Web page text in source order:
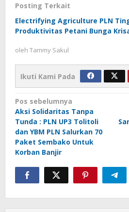
Posting Terkait
Electrifying Agriculture PLN
Produktivitas Petani Bunga
oleh Tammy Sakul
Ikuti Kami Pada
Navigasi
pos
Pos sebelumnya
Aksi Solidaritas Tanpa
Tunda : PLN UP3 Tolitoli
dan YBM PLN Salurkan 70
Paket Sembako Untuk
Korban Banjir